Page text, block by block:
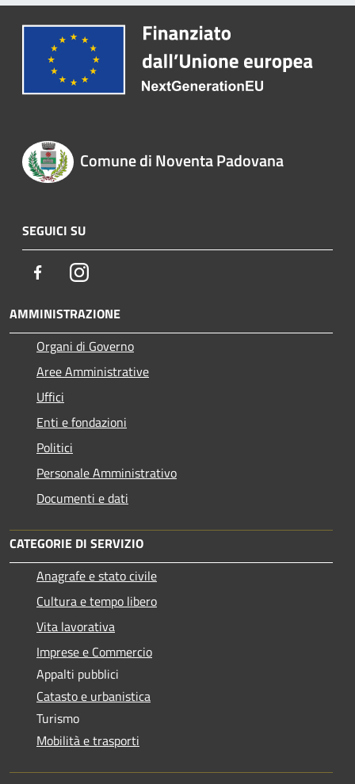
Comune di Noventa Padovana
SEGUICI SU
FacebookInstagram
AMMINISTRAZIONE
Organi di Governo
Aree Amministrative
Uffici
Enti e fondazioni
Politici
Personale Amministrativo
Documenti e dati
CATEGORIE DI SERVIZIO
Anagrafe e stato civile
Cultura e tempo libero
Vita lavorativa
Imprese e Commercio
Appalti pubblici
Catasto e urbanistica
Turismo
Mobilità e trasporti